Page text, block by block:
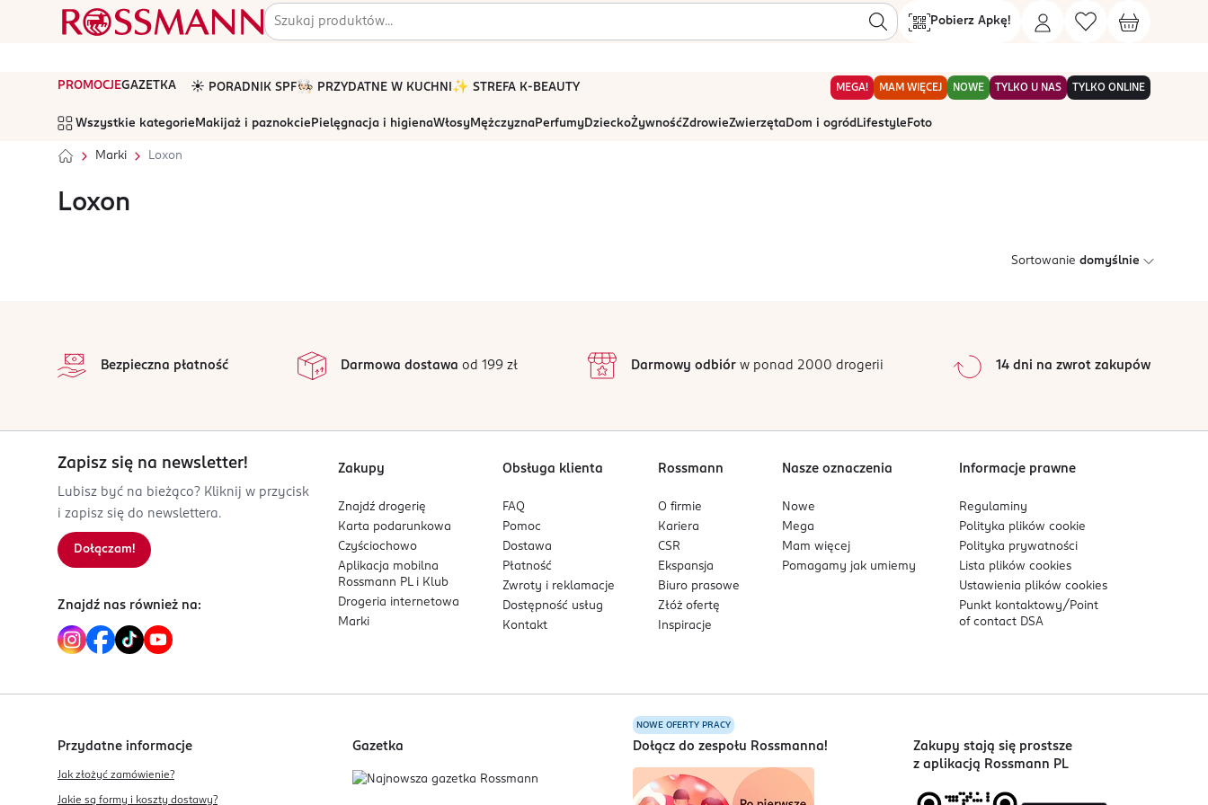
Pobierz Apkę!
PROMOCJEGAZETKA ☀️ PORADNIK SPF🧑🏻‍🍳 PRZYDATNE W KUCHNI ✨ STREFA K-BEAUTY MEGA! MAM WIĘCEJ NOWE TYLKO U NAS TYLKO ONLINE
Wszystkie kategorie Makijaż i paznokcie Pielęgnacja i higienaWłosyMężczyznaPerfumyDzieckoŻywnośćZdrowieZwierzętaDom i ogród Lifestyle Foto
Marki Loxon
Loxon
Sortowanie domyślnie
Bezpieczna płatność Darmowa dostawa od 199 zł Darmowy odbiórw ponad 2000 drogerii 14 dni na zwrot zakupów
Zapisz się na newsletter!
Lubisz być na bieżąco? Kliknij w przycisk
i zapisz się do newslettera.
Dołączam!
Znajdź nas również na:
Zakupy
Znajdź drogerię
Karta podarunkowa
Czyściochowo
Aplikacja mobilna
Rossmann PL i Klub
Drogeria internetowa
Marki
Obsługa klienta
FAQ
Pomoc
Dostawa
Płatność
Zwroty i reklamacje
Dostępność usług
Kontakt
Rossmann
O firmie
Kariera
CSR
Ekspansja
Biuro prasowe
Złóż ofertę
Inspiracje
Nasze oznaczenia
Nowe
Mega
Mam więcej
Pomagamy jak umiemy
Informacje prawne
Regulaminy
Polityka plikówcookie
Polityka prywatności
Lista plikówcookies
Ustawienia plikówcookies
Punkt kontaktowy/ Point
of contact DSA
Przydatne informacje
Jak złożyć zamówienie?
Jakie są formy i koszty dostawy?
Gazetka
NOWE OFERTY PRACY
Dołącz do zespołu Rossmanna!
Zakupy stają się prostsze
z aplikacją Rossmann PL